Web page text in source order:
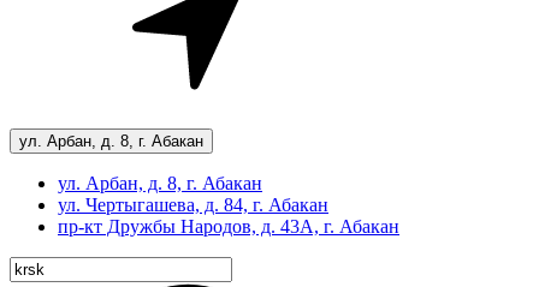
ул. Арбан, д. 8, г. Абакан
ул. Арбан, д. 8, г. Абакан
ул. Чертыгашева, д. 84, г. Абакан
пр-кт Дружбы Народов, д. 43А, г. Абакан